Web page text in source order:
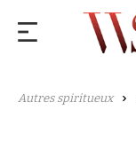
Autres spiritueux